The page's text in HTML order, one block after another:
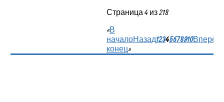
Страница 4 из 218
«В
началоНазад12345678910Вперёд
конец»